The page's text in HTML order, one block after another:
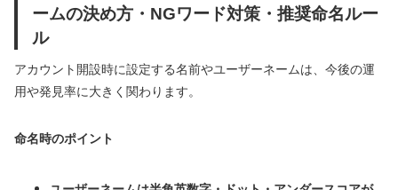
ームの決め方・NGワード対策・推奨命名ルー
ル
アカウント開設時に設定する名前やユーザーネームは、今後の運
用や発見率に大きく関わります。
命名時のポイント